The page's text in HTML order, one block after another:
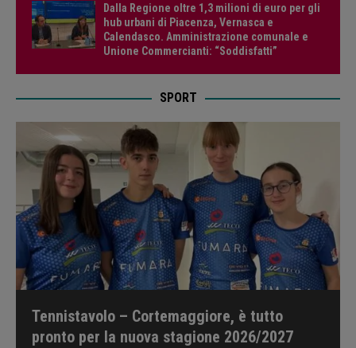
Dalla Regione oltre 1,3 milioni di euro per gli
hub urbani di Piacenza, Vernasca e
Calendasco. Amministrazione comunale e
Unione Commercianti: “Soddisfatti”
SPORT
Tennistavolo – Cortemaggiore, è tutto
pronto per la nuova stagione 2026/2027